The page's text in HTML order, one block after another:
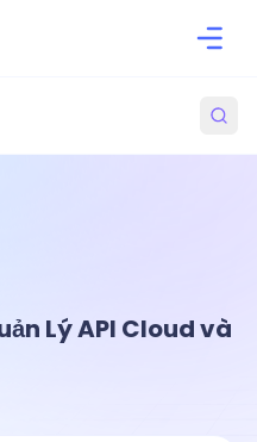
Lý API Cloud và